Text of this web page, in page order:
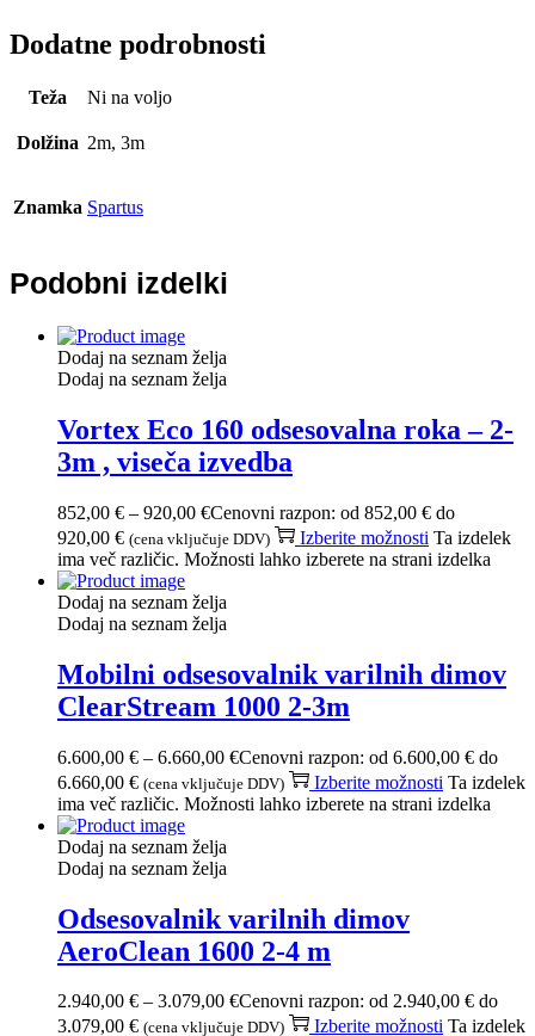
Dodatne podrobnosti
Teža Ni na voljo
Dolžina 2m, 3m
Znamka Spartus
Podobni izdelki
Dodaj na seznam želja
Dodaj na seznam želja
Vortex Eco 160 odsesovalna roka – 2-
3m , viseča izvedba
852,00 € – 920,00 €Cenovni razpon: od 852,00 € do
920,00 € (cena vključuje DDV) Izberite možnosti Ta izdelek
ima več različic. Možnosti lahko izberete na strani izdelka
Dodaj na seznam želja
Dodaj na seznam želja
Mobilni odsesovalnik varilnih dimov
ClearStream 1000 2-3m
6.600,00 € – 6.660,00 €Cenovni razpon: od 6.600,00 € do
6.660,00 € (cena vključuje DDV) Izberite možnosti Ta izdelek
ima več različic. Možnosti lahko izberete na strani izdelka
Dodaj na seznam želja
Dodaj na seznam želja
Odsesovalnik varilnih dimov
AeroClean 1600 2-4 m
2.940,00 € – 3.079,00 €Cenovni razpon: od 2.940,00 € do
3.079,00 € (cena vključuje DDV) Izberite možnosti Ta izdelek